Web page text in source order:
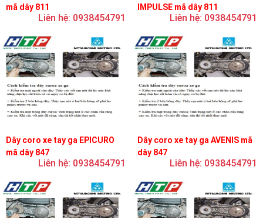
mã dây 811
Liên hệ: 0938454791
IMPULSE mã dây 811
Liên hệ: 0938454791
Dây coro xe tay ga EPICURO
mã dây 847
Liên hệ: 0938454791
Dây coro xe tay ga AVENIS mã
dây 847
Liên hệ: 0938454791